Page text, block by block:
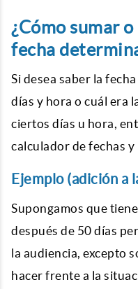
¿Cómo sumar
fecha
Si desea saber la
días y hora o cuál era
ciertos días u hora,
calculador de fechas y
Ejemplo (adición a
Supongamos que
después de 50 días
la audiencia, excepto
hacer frente a la